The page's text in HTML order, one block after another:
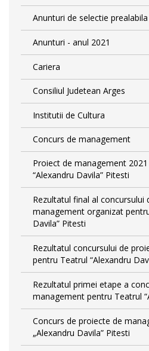
Anunturi de selectie prealabila
Anunturi - anul 2021
Cariera
Consiliul Judetean Arges
Institutii de Cultura
Concurs de management
Proiect de management
“Alexandru Davila” Pitesti
Rezultatul final al concursului
management organizat
Davila” Pitesti
Rezultatul concursului de
pentru Teatrul “Alexandru
Rezultatul primei etape a
management pentru Teatrul
Concurs de proiecte de
„Alexandru Davila” Pitesti